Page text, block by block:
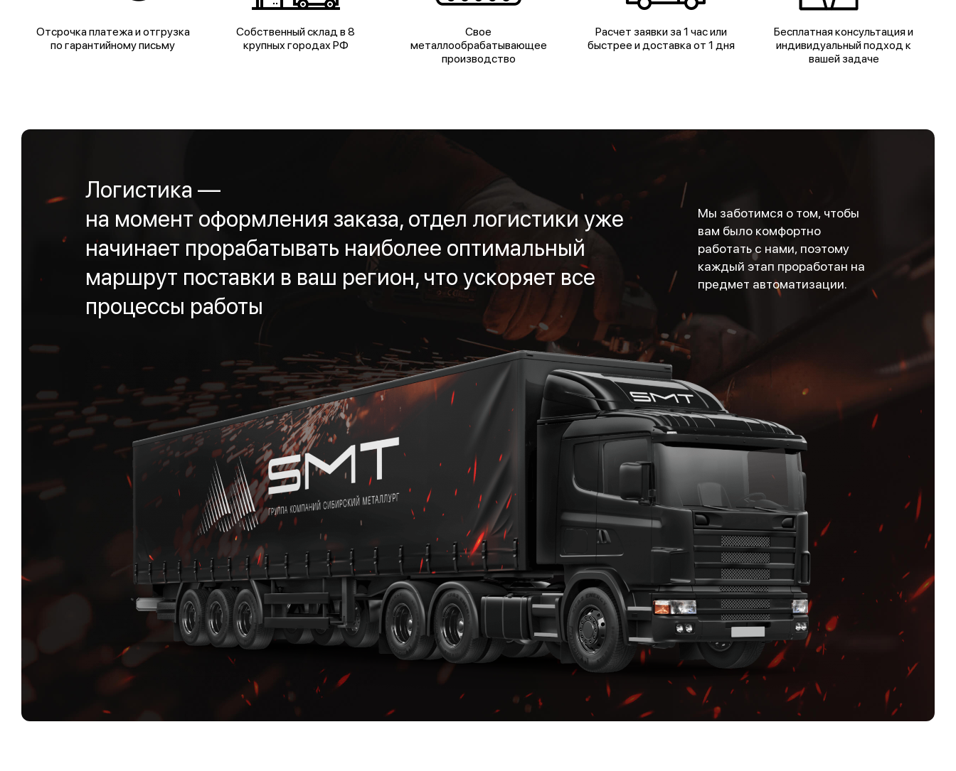
Отсрочка платежа и отгрузка
по гарантийному письму
Собственный склад в 8
крупных городах РФ
Свое
металлообрабатывающее
производство
Расчет заявки за 1 час или
быстрее и доставка от 1 дня
Бесплатная консультация и
индивидуальный подход к
вашей задаче
Логистика —
на момент оформления заказа, отдел логистики уже
начинает прорабатывать наиболее оптимальный
маршрут поставки в ваш регион, что ускоряет все
процессы работы
Мы заботимся о том, чтобы
вам было комфортно
работать с нами, поэтому
каждый этап проработан на
предмет автоматизации.